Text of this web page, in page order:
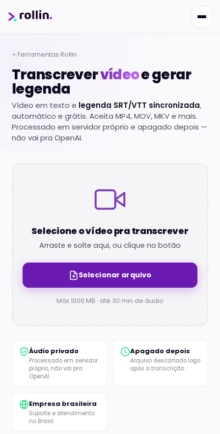
Ferramentas Rollin
Transcrevervídeoe gerar
legenda
Vídeo em texto e legenda SRT/VTT sincronizada,
automático e grátis. Aceita MP4, MOV, MKV e mais.
Processado em servidor próprio e apagado depois —
não vai pra OpenAI.
Selecione o vídeo pra transcrever
Arraste e solte aqui, ou clique no botão
Selecionar arquivo
Máx 1000 MB · até 30 min de áudio
Áudio privado
Processado em servidor
próprio, não vai pra
OpenAI
Apagado depois
Arquivo descartado logo
após a transcrição
Empresa brasileira
Suporte e atendimento
no Brasil
Online · Suporte
Responde em ~2s · Atendimento 24/7